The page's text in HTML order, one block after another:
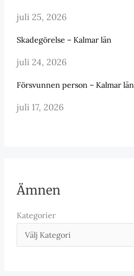
juli 25, 2026
Skadegörelse – Kalmar län
juli 24, 2026
Försvunnen person – Kalmar län
juli 17, 2026
Ämnen
Kategorier